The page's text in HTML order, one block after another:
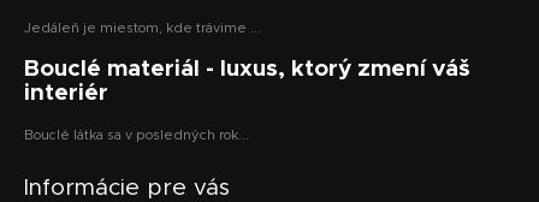
Jedáleň je miestom, kde trávime ...
Bouclé materiál - luxus, ktorý zmení váš
interiér
Bouclé látka sa v posledných rok...
Informácie pre vás